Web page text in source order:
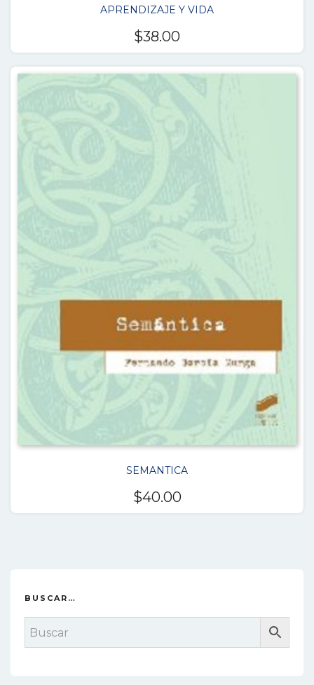
APRENDIZAJE Y VIDA
$38.00
SEMANTICA
$40.00
BUSCAR…